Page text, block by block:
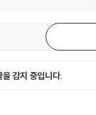
더맨의 가장 강력한 적
다시 한번 즐겁게 한
은 보는 이를 압도할
있는 뉴 고블린과의 대
지로 완성된 시네마
감지 중입니다.